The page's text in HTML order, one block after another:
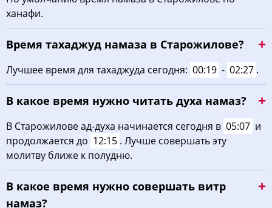
22, Сб
23, Вс 03:04 05:12 12:23 16:16 19:33 21:30
24, Пн 03:07 05:13 12:23 16:15 19:31 21:27
25, Вт 03:10 05:15 12:22 16:14 19:29 21:23
26, Ср 03:13 05:17 12:22 16:12 19:26 21:20
27, Чт 03:16 05:19 12:22
28, Пт 03:19 05:21 12:22 16:10 19:22 21:14
ханафи.
Время тахаджуд намаза в Старожилове?
Лучшее время для тахаджуда сегодня: 00:19 - 02:27 .
В какое время нужно читать духа намаз?
В Старожилове ад-духа начинается сегодня в 05:07 и
продолжается до 12:15 . Лучше совершать эту
молитву ближе к полудню.
В какое время нужно совершать витр
намаз?